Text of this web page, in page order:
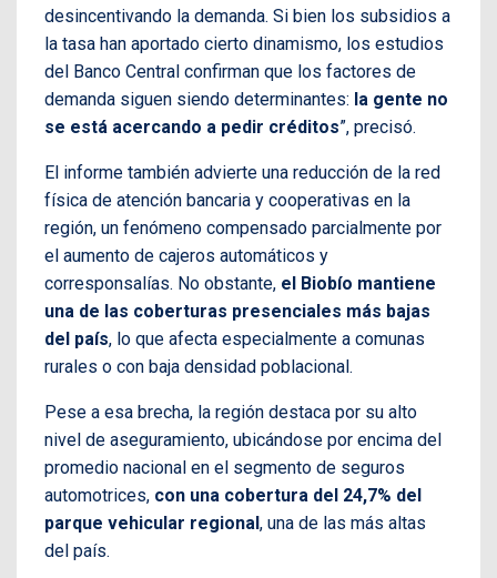
desincentivando la demanda. Si bien los subsidios a
la tasa han aportado cierto dinamismo, los estudios
del Banco Central confirman que los factores de
demanda siguen siendo determinantes: la gente no
se está acercando a pedir créditos”, precisó.
El informe también advierte una reducción de la red
física de atención bancaria y cooperativas en la
región, un fenómeno compensado parcialmente por
el aumento de cajeros automáticos y
corresponsalías. No obstante, el Biobío mantiene
una de las coberturas presenciales más bajas
del país, lo que afecta especialmente a comunas
rurales o con baja densidad poblacional.
Pese a esa brecha, la región destaca por su alto
nivel de aseguramiento, ubicándose por encima del
promedio nacional en el segmento de seguros
automotrices, con una cobertura del 24,7% del
parque vehicular regional, una de las más altas
del país.